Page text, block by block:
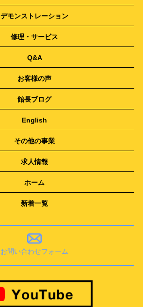
デモンストレーション
修理・サービス
Q&A
お客様の声
館長ブログ
English
その他の事業
求人情報
ホーム
新着一覧
お問い合わせフォーム